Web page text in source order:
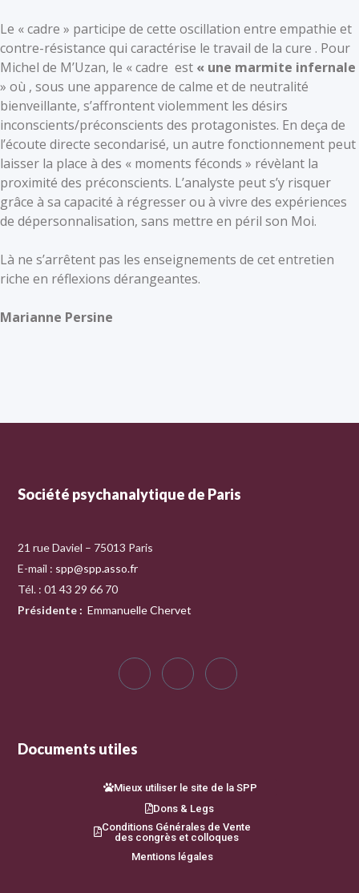
Le « cadre » participe de cette oscillation entre empathie et
contre-résistance qui caractérise le travail de la cure . Pour
Michel de M’Uzan, le « cadre est « une marmite infernale
» où , sous une apparence de calme et de neutralité
bienveillante, s’affrontent violemment les désirs
inconscients/préconscients des protagonistes. En deça de
l’écoute directe secondarisé, un autre fonctionnement peut
laisser la place à des « moments féconds » révèlant la
proximité des préconscients. L’analyste peut s’y risquer
grâce à sa capacité à régresser ou à vivre des expériences
de dépersonnalisation, sans mettre en péril son Moi.
Là ne s’arrêtent pas les enseignements de cet entretien
riche en réflexions dérangeantes.
Marianne Persine
Société psychanalytique de Paris
21 rue Daviel – 75013 Paris
E-mail : spp@spp.asso.fr
Tél. : 01 43 29 66 70
Présidente : Emmanuelle Chervet
Documents utiles
Mieux utiliser le site de la SPP
Dons & Legs
Conditions Générales de Vente
des congrès et colloques
Mentions légales